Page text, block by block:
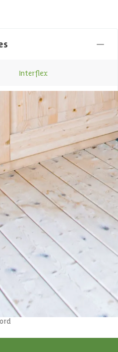
Interflex
Out of stock
23-003-0030-0
1023003003006
prijzen